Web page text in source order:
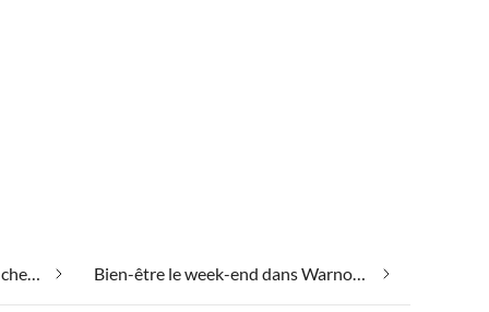
Appartements de vacances pas chers dans Warnow près de Grevesmühlen Bien-être le week-end dans Warnow près de Grevesmühlen